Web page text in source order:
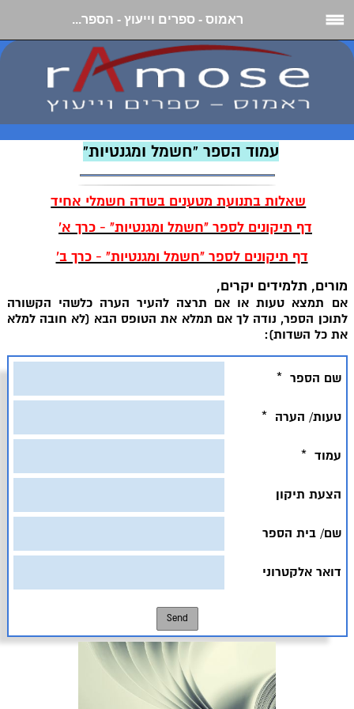
ראמוס - ספרים וייעוץ - הספר...
עמוד הספר "חשמל ומגנטיות"
שאלות בתנועת מטענים בשדה חשמלי אחיד
דף תיקונים לספר "חשמל ומגנטיות" - כרך א'
מורים, תלמידים יקרים,
אם תמצא טעות או אם תרצה להעיר הערה כלשהי הקשורה
לתוכן הספר, נודה לך אם תמלא את הטופס הבא (לא חובה למלא
את כל השדות):
דף תיקונים לספר "חשמל ומגנטיות" - כרך ב'